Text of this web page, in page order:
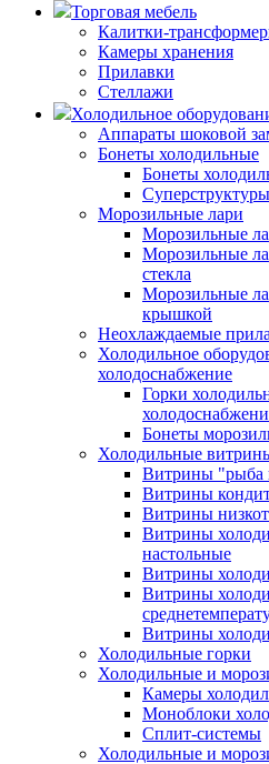
Торговая мебель
Калитки-
Камеры хранения
Прилавки
Стеллажи
Холодильное
Аппараты шоковой
Бонеты холодильные
Бонеты
Морозильные лари
Морозильные
Морозильные
стекла
Морозильные
крышкой
Неохлаждаемые
Холодильное
холодоснабжение
Горки
Бонеты
Холодильные
Витрины "рыба
Витрины
Витрины
Витрины
настольные
Витрины
Витрины
Витрины
Холодильные горки
Холодильные и
Камеры
Моноблоки
Сплит-системы
Холодильные и